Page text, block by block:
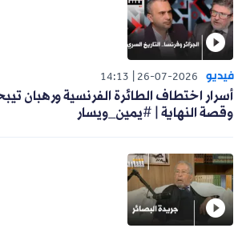
فيديو 26-07-2026
14:13
أسرار اختطاف الطائرة الفرنسية ورهبان
وقصة النهاية | #يمين_ويسار